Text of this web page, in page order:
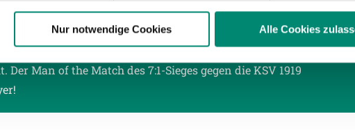
und Empfänger entnehmen Sie unserer
Nur notwendige Cookies Alle Cookies
MATCH – THOMAS MAYER
Der Man of the Match des 7:1-Sieges gegen die KSV 1919